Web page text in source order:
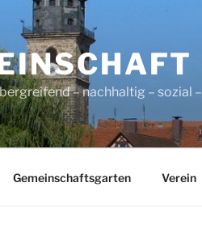
– nachhaltig – sozial
Gemeinschaftsgarten Verein